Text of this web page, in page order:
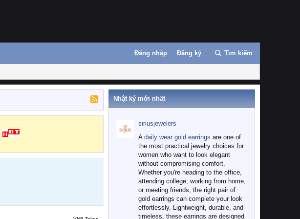
Đăng nhập Đăng ký Tìm kiếm
Nhật ký mới nhất
siriusjewelers
A daily wear gold earrings are one of
the most practical jewelry choices for
women who want to look elegant
without compromising comfort.
Whether you're heading to the office,
attending college, working from home,
or meeting friends, the right pair of
gold earrings can complete your look
effortlessly. Lightweight, durable, and
timeless, these earrings are designed